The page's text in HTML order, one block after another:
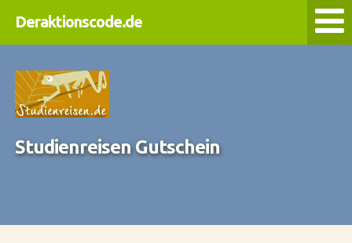
Deraktionscode.de
Studienreisen Gutschein